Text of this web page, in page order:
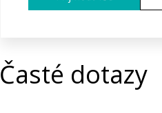
Časté dotazy